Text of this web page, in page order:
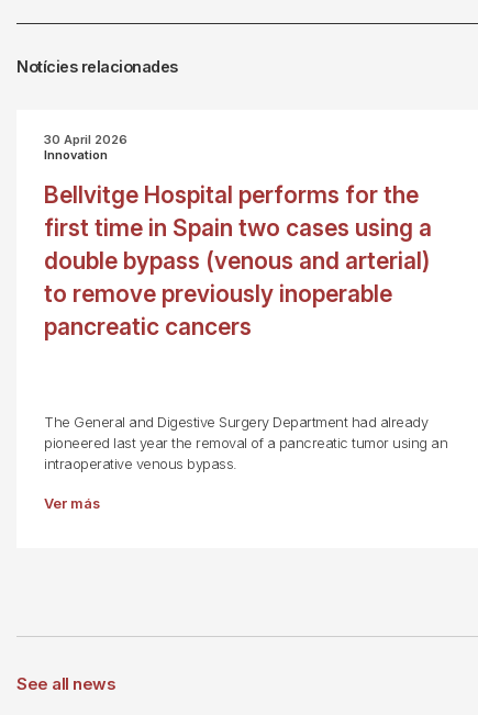
Notícies relacionades
30 April 2026
Innovation
Bellvitge Hospital performs for the
first time in Spain two cases using a
double bypass (venous and arterial)
to remove previously inoperable
pancreatic cancers
The General and Digestive Surgery Department had already
pioneered last year the removal of a pancreatic tumor using an
intraoperative venous bypass.
Ver más
See all news